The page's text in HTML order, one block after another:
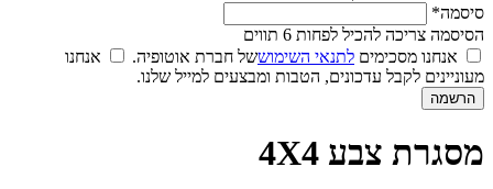
סיסמה*
הסיסמה צריכה להכיל לפחות 6 תווים
אנחנו מסכימים לתנאי השימוששל חברת אוטופיה.
אנחנו
מעוניינים לקבל עדכונים, הטבות ומבצעים למייל שלנו.
מסגרת צבע 4X4